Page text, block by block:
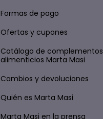
Formas de pago
Ofertas y cupones
Catálogo de complementos
alimenticios Marta Masi
Cambios y devoluciones
Quién es Marta Masi
Marta Masi en la prensa